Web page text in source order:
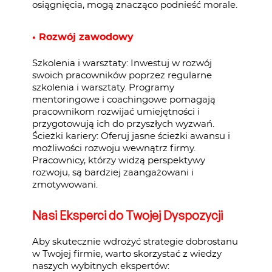
osiągnięcia, mogą znacząco podnieść morale.
• Rozwój zawodowy
Szkolenia i warsztaty: Inwestuj w rozwój
swoich pracowników poprzez regularne
szkolenia i warsztaty. Programy
mentoringowe i coachingowe pomagają
pracownikom rozwijać umiejętności i
przygotowują ich do przyszłych wyzwań.
Ścieżki kariery: Oferuj jasne ścieżki awansu i
możliwości rozwoju wewnątrz firmy.
Pracownicy, którzy widzą perspektywy
rozwoju, są bardziej zaangażowani i
zmotywowani.
Nasi Eksperci do Twojej Dyspozycji
Aby skutecznie wdrożyć strategie dobrostanu
w Twojej firmie, warto skorzystać z wiedzy
naszych wybitnych ekspertów: